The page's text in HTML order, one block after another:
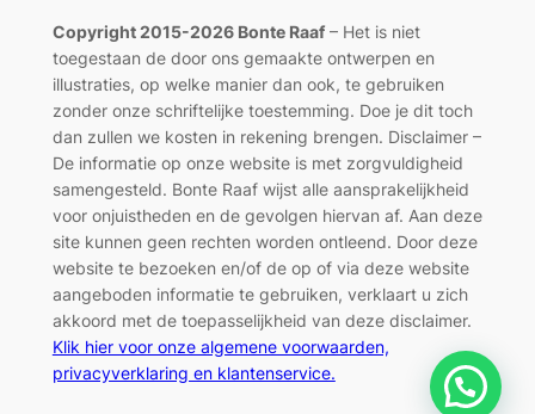
Copyright 2015-2026 Bonte Raaf– Het is niet
toegestaan de door ons gemaakte ontwerpen en
illustraties, op welke manier dan ook, te gebruiken
zonder onze schriftelijke toestemming. Doe je dit toch
dan zullen we kosten in rekening brengen. Disclaimer –
De informatie op onze website is met zorgvuldigheid
samengesteld. Bonte Raaf wijst alle aansprakelijkheid
voor onjuistheden en de gevolgen hiervan af. Aan deze
site kunnen geen rechten worden ontleend. Door deze
website te bezoeken en/of de op of via deze website
aangeboden informatie te gebruiken, verklaart u zich
akkoord met de toepasselijkheid van deze disclaimer.
Klik hier voor onze algemene voorwaarden,
privacyverklaring en klantenservice.